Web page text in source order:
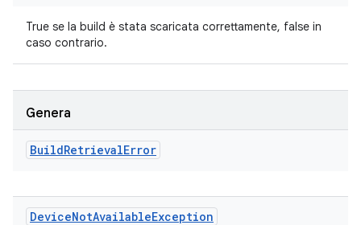
True se la build è stata scaricata correttamente, false in
caso contrario.
Genera
BuildRetrievalError
DeviceNotAvailableException